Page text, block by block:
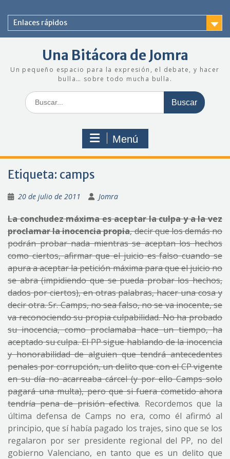
contenido
Enlaces rápidos
Una Bitácora de Jomra
Un pequeño espacio para la expresión, el debate, y hacer
bulla… sobre todo mucha bulla.
Buscar:
Menú
Etiqueta: camps
20 de julio de 2011 Jomra
La conchudez máxima es aceptar la culpa y a la vez
proclamar la inocencia propia, decir que los demás no
podrán probar nada mientras se aceptan los hechos
como ciertos, afirmar que el juicio es falso cuando se
apura a aceptar la petición máxima para que el juicio no
se abra (impidiendo que se pueda probar los hechos,
dados por ciertos), en otras palabras, hacer una cosa y
decir otra. Sr. Camps, no sea falso, no se va inocente, se
va reconociendo su propia culpabilidad. No ha probado
su inocencia, como proclamaba hace un tiempo, ha
aceptado su culpa. El PP sigue hablando de la inocencia
y honorabilidad de alguien que tendrá antecedentes
penales por corrupción, un delito que con el CP vigente
en su día no acarreaba cárcel (y por ello Camps solo
pagará una multa), pero que si fuera cometido ahora
tendría pena de prisión efectiva. Recordemos que la
última defensa de Camps no era, como él afirmó al
principio, que sí había pagado los trajes, sino que se los
regalaron por ser presidente regional del PP, no del
gobierno Valenciano, en tanto que es un delito que